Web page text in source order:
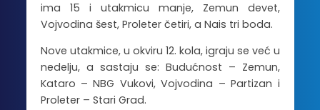
ima 15 i utakmicu manje, Zemun devet,
Vojvodina šest, Proleter četiri, a Nais tri boda.
Nove utakmice, u okviru 12. kola, igraju se već u
nedelju, a sastaju se: Budućnost – Zemun,
Kataro – NBG Vukovi, Vojvodina – Partizan i
Proleter – Stari Grad.